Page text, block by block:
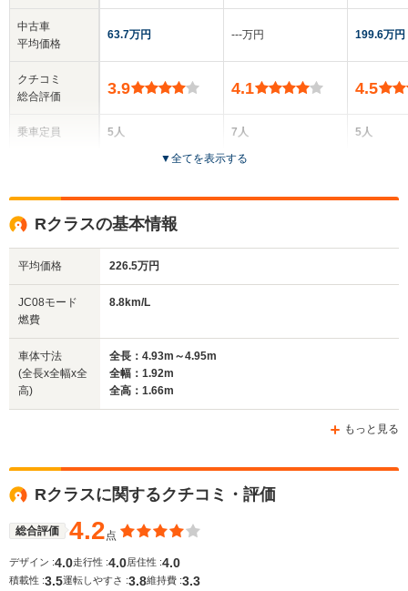
中古車
平均価格
クチコミ
総合評価
乗車定員
サイズ
(全長x全幅x全高)
WLTCモード
燃費
63.7万円
3.9
5人
全高
1.85m
1.74m
‐‐‐万円
4.1
7人
5ドア
199.6万円
4.5
5人
▼全てを表示する
Rクラスの基本情報
平均価格 226.5万円
JC08モード
燃費
8.8km/L
車体寸法
(全長x全幅x全
高)
全長：4.93m～4.95m
全幅：1.92m
全高：1.66m
もっと見る
Rクラスに関するクチコミ・評価
総合評価 4.2点
デザイン :4.0走行性 :4.0 居住性 :4.0
積載性 :3.5運転しやすさ :3.8維持費 :3.3